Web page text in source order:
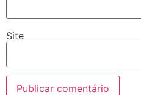
Site